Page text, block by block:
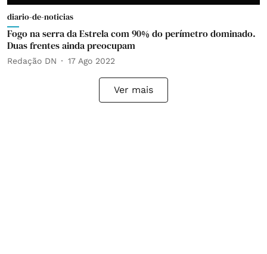
diario-de-noticias
Fogo na serra da Estrela com 90% do perímetro dominado.
Duas frentes ainda preocupam
Redação DN 17 Ago 2022
Ver mais